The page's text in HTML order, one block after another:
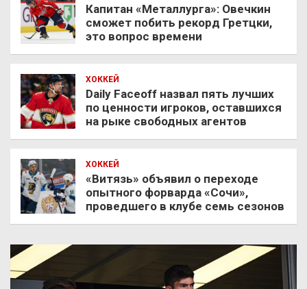
Капитан «Металлурга»: Овечкин
сможет побить рекорд Гретцки,
это вопрос времени
ХОККЕЙ
Daily Faceoff назвал пять лучших
по ценности игроков, оставшихся
на рыке свободных агентов
ХОККЕЙ
«Витязь» объявил о переходе
опытного форварда «Сочи»,
проведшего в клубе семь сезонов